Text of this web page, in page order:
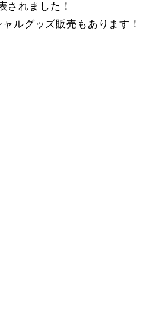
されました！
ルグッズ販売もあります！